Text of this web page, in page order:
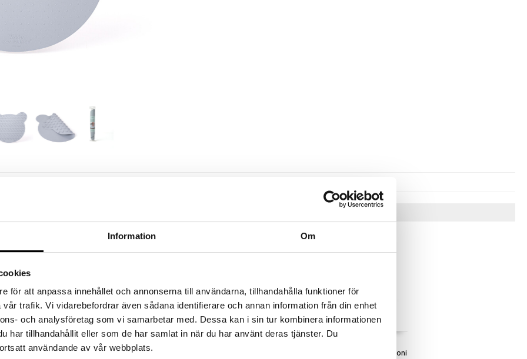
Information Om
för att anpassa innehållet och annonserna till användarna, tillhandahålla funktioner för
trafik. Vi vidarebefordrar även sådana identifierare och annan information från din enhet
och analysföretag som vi samarbetar med. Dessa kan i sin tur kombinera informationen
har tillhandahållit eller som de har samlat in när du har använt deras tjänster. Du
användande av vår webbplats.
tehdä löytöjä suuresta ALEstamme. Juuri
hinnoilla!
31.8.2026 asti mutta ole nopea -
ale-löydöt »
on sekä käytännöllinen että tyylikäs.
Pinoamislelu Nalle Silikoni